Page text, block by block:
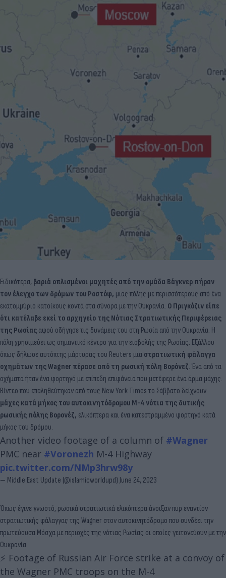
Ειδικότερα, βαριά οπλισμένοι μαχητές από την ομάδα Βάγκνερ πήραν
τον έλεγχο των δρόμων του Ροστόφ, μιας πόλης με περισσότερους από ένα
εκατομμύριο κατοίκους κοντά στα σύνορα με την Ουκρανία. Ο Πριγκόζιν είπε
ότι κατέλαβε εκεί το αρχηγείο της Νότιας Στρατιωτικής Περιφέρειας
της Ρωσίας αφού οδήγησε τις δυνάμεις του στη Ρωσία από την Ουκρανία. Η
πόλη χρησιμεύει ως σημαντικό κέντρο για την εισβολής της Ρωσίας. Εξάλλου
όπως δήλωσε αυτόπτης μάρτυρας του Reuters μια στρατιωτική φάλαγγα
οχημάτων της Wagner πέρασε από τη ρωσική πόλη Βορόνεζ. Ένα από τα
οχήματα ήταν ένα φορτηγό με επίπεδη επιφάνεια που μετέφερε ένα άρμα μάχης.
Βίντεο που επαληθεύτηκαν από τους New York Times το Σάββατο δείχνουν
μάχες κατά μήκος του αυτοκινητόδρομου Μ-4 νότια της δυτικής
ρωσικής πόλης Βορονέζ, ελικόπτερα και ένα κατεστραμμένο φορτηγό κατά
μήκος του δρόμου.
Another video footage of a column of #Wagner
PMC near #Voronezh M-4 Highway
pic.twitter.com/NMp3hrw98y
— Middle East Update (@islamicworldupd) June 24, 2023
Όπως έγινε γνωστό, ρωσικά στρατιωτικά ελικόπτερα άνοιξαν πυρ εναντίον
στρατιωτικής φάλαγγας της Wagner στον αυτοκινητόδρομο που συνδέει την
πρωτεύουσα Μόσχα με περιοχές της νότιας Ρωσίας οι οποίες γειτονεύουν με την
Ουκρανία.
⚡ Footage of Russian Air Force strike at a convoy of
the Wagner PMC troops on the M-4